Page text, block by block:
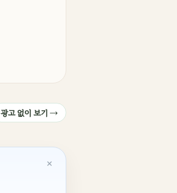
광고 없이 보기 →
×